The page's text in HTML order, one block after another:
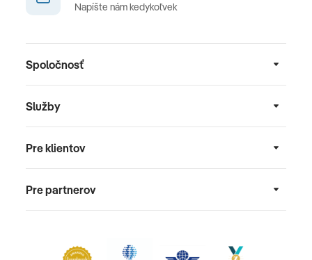
Napíšte nám kedykoľvek
Spoločnosť
Služby
Pre klientov
Pre partnerov